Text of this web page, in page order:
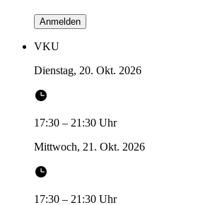
Anmelden
VKU
Dienstag, 20. Okt. 2026
17:30 – 21:30 Uhr
Mittwoch, 21. Okt. 2026
17:30 – 21:30 Uhr